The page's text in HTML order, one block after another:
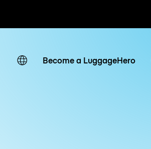
/ día
Become a LuggageHero